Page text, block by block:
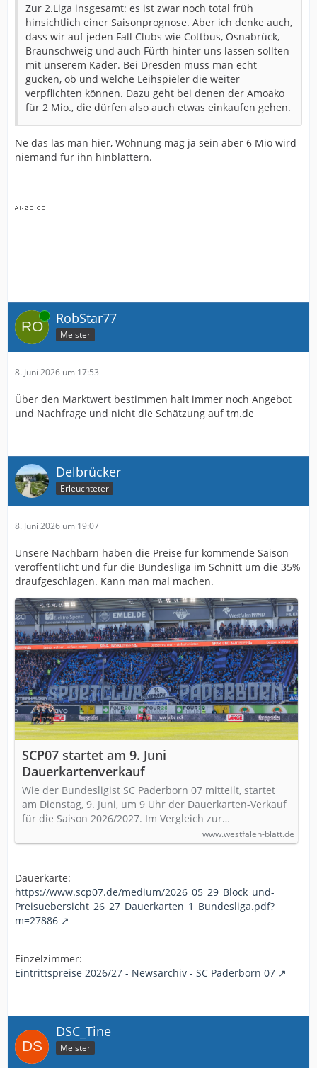
Zur 2.Liga insgesamt: es ist zwar noch total früh
hinsichtlich einer Saisonprognose. Aber ich denke auch,
dass wir auf jeden Fall Clubs wie Cottbus, Osnabrück,
Braunschweig und auch Fürth hinter uns lassen sollten
mit unserem Kader. Bei Dresden muss man echt
gucken, ob und welche Leihspieler die weiter
verpflichten können. Dazu geht bei denen der Amoako
für 2 Mio., die dürfen also auch etwas einkaufen gehen.
Ne das las man hier, Wohnung mag ja sein aber 6 Mio wird
niemand für ihn hinblättern.
Online RobStar77
Meister
8. Juni 2026 um 17:53
Über den Marktwert bestimmen halt immer noch Angebot
und Nachfrage und nicht die Schätzung auf tm.de
Delbrücker
Erleuchteter
8. Juni 2026 um 19:07
Unsere Nachbarn haben die Preise für kommende Saison
veröffentlicht und für die Bundesliga im Schnitt um die 35%
draufgeschlagen. Kann man mal machen.
SCP07 startet am 9. Juni
Dauerkartenverkauf
Wie der Bundesligist SC Paderborn 07 mitteilt, startet
am Dienstag, 9. Juni, um 9 Uhr der Dauerkarten-Verkauf
für die Saison 2026/2027. Im Vergleich zur…
www.westfalen-blatt.de
Dauerkarte:
https://www.scp07.de/medium/2026_05_29_Block_und-
Preisuebersicht_26_27_Dauerkarten_1_Bundesliga.pdf?
m=27886
Einzelzimmer:
Eintrittspreise 2026/27 - Newsarchiv - SC Paderborn 07
DSC_Tine
Meister